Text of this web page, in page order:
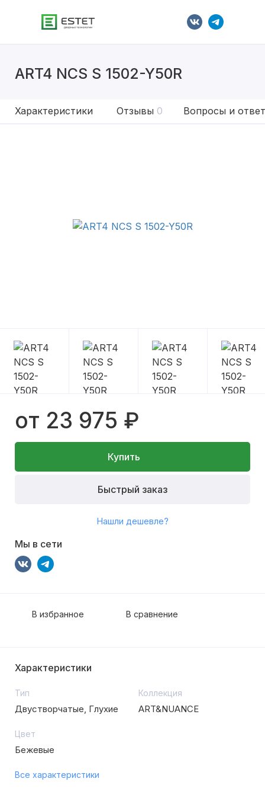
ART4 NCS S 1502-Y50R
Характеристики Отзывы 0 Вопросы и
от 23 975 ₽
Купить
Быстрый заказ
Нашли дешевле?
Мы в сети
В избранное В сравнение
Характеристики
Тип
Двустворчатые, Глухие
Коллекция
ART&NUANCE
Цвет
Бежевые
Все характеристики